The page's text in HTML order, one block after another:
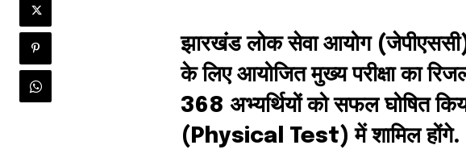
Join our community of
SUBSCRIBERS and be
of the conversation.
To subscribe, simply enter your email address on
झारखंड लोक सेवा आयोग
के लिए आयोजित मुख्य परीक्षा का
368 अभ्यर्थियों को सफल घोषित
(Physical Test) में शामिल होंगे.